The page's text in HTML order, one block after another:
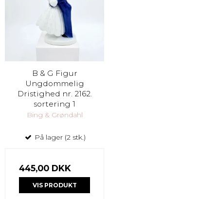
B & G Figur
Ungdommelig
Dristighed nr. 2162.
sortering 1
Bing & Grøndahl
På lager (2 stk.)
445,00 DKK
VIS PRODUKT